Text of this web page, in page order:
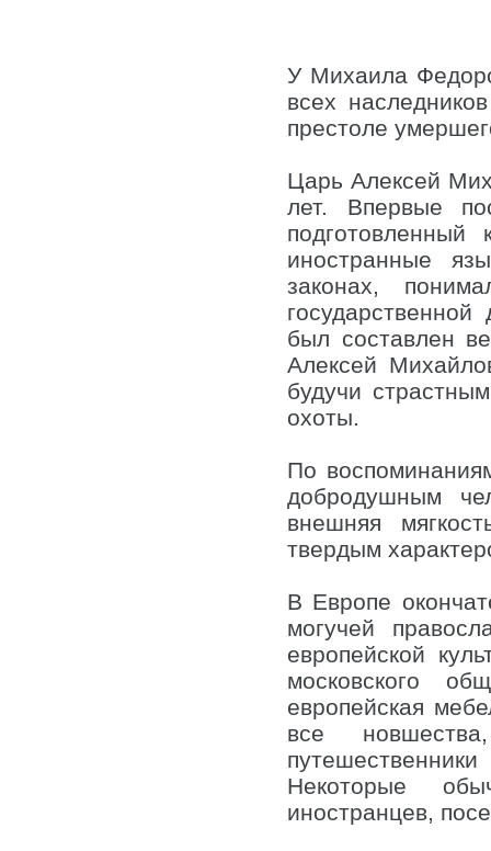
У Михаила
всех
престоле
Царь Алексей
лет. Впервые
подготовленный
иностранные
законах,
был составлен
Алексей
будучи
охоты.
По
добродушным
внешняя
твердым
В Европе
могучей
европейской
московского
европейская
все
Некоторые
иностранцев,